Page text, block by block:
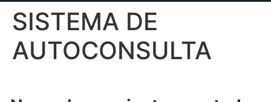
SISTEMA DE
AUTOCONSULTA